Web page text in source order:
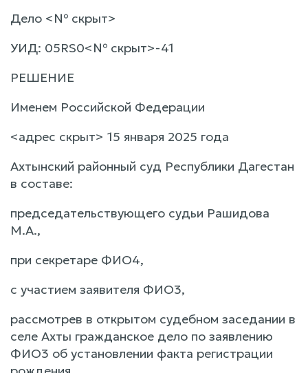
Дело <№ скрыт>
УИД: 05RS0<№ скрыт>-41
РЕШЕНИЕ
Именем Российской Федерации
<адрес скрыт> 15 января 2025 года
Ахтынский районный суд Республики Дагестан
в составе:
председательствующего судьи Рашидова
М.А.,
при секретаре ФИО4,
с участием заявителя ФИО3,
рассмотрев в открытом судебном заседании в
селе Ахты гражданское дело по заявлению
ФИО3 об установлении факта регистрации